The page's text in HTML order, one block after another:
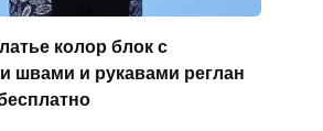
колор блок с
швами и рукавами реглан